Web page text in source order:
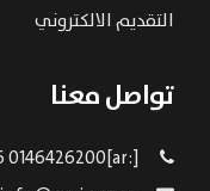
التقديم الالكتروني
تواصل معنا
[:ar]966146426200+[:en]+966 0146426200[:]